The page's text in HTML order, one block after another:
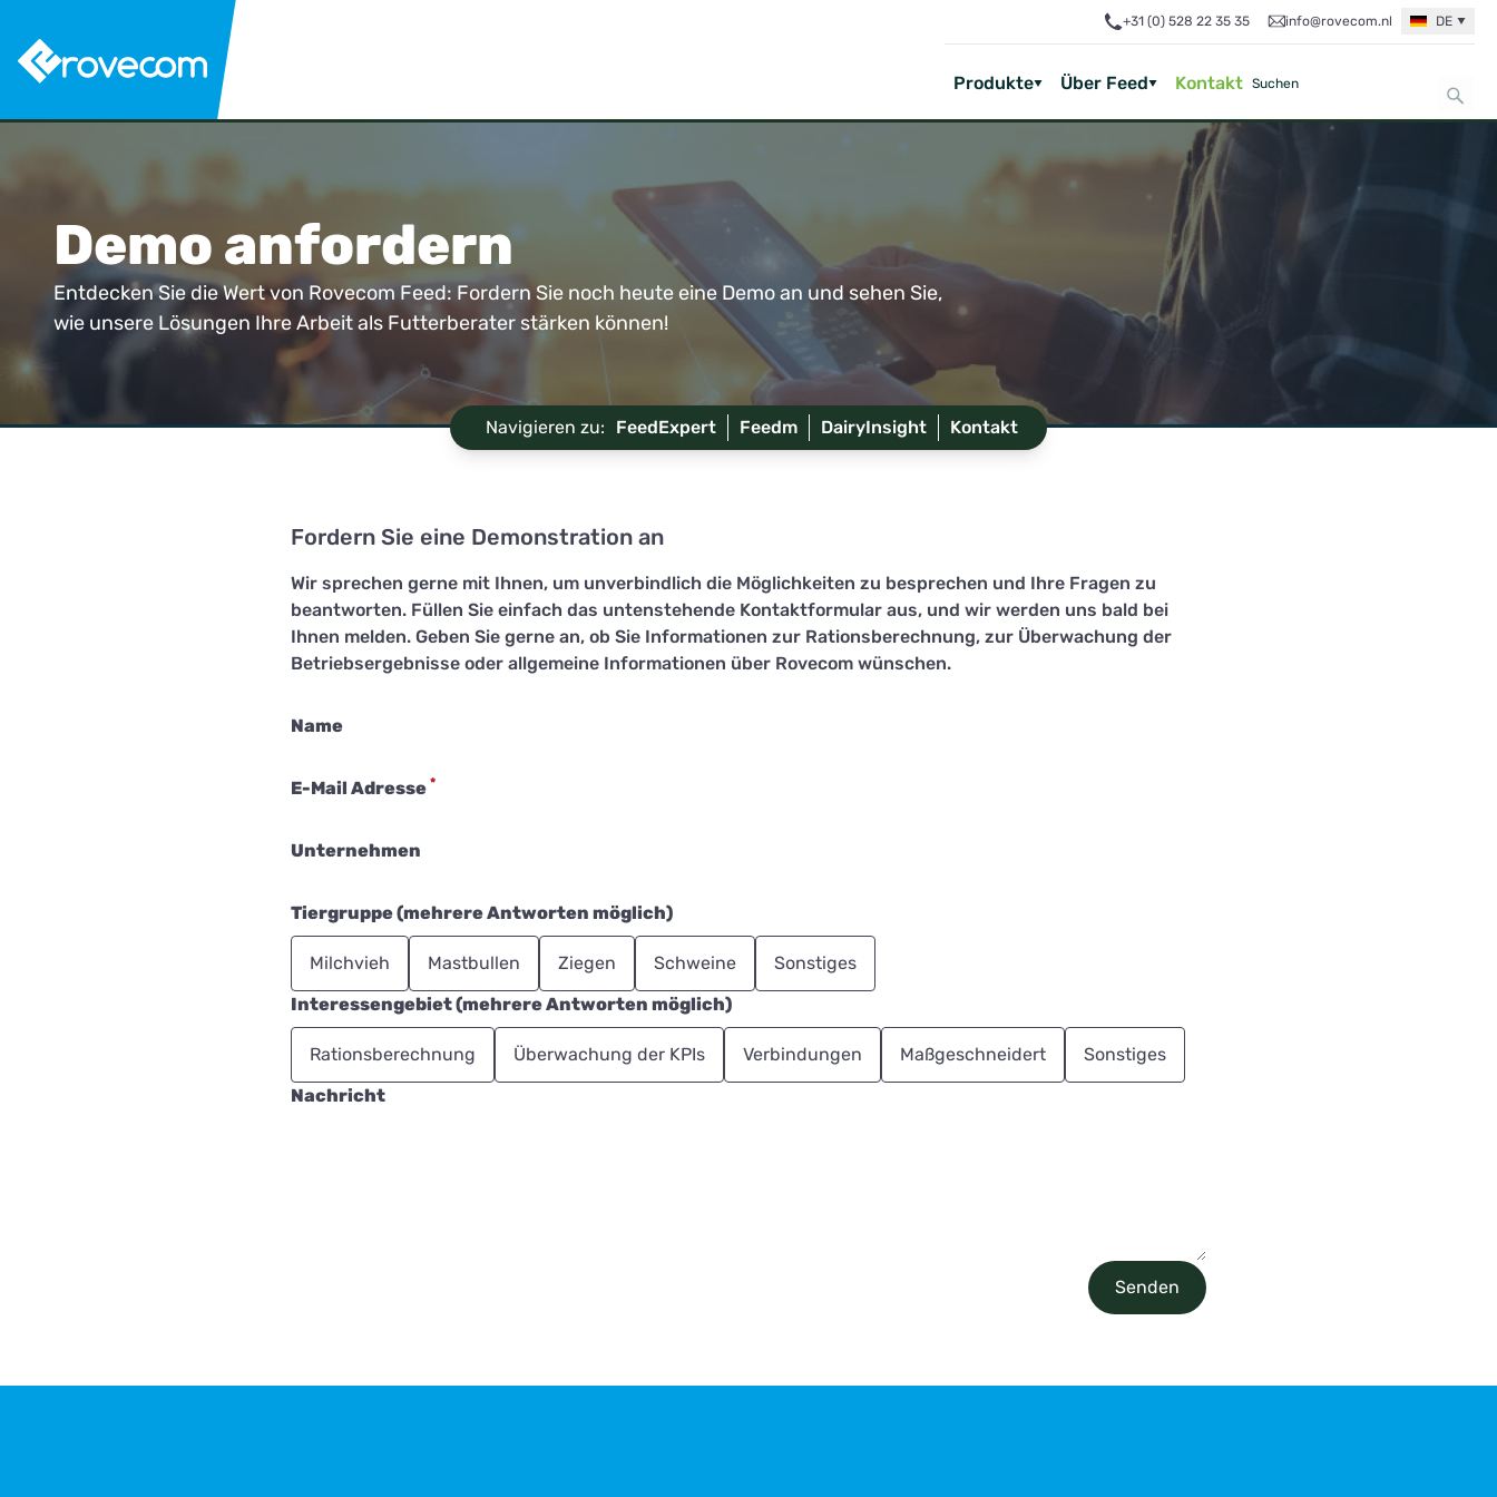
+31 (0) 528 22 35 35 info@rovecom.nl DE
Produkte Über Feed Kontakt
Demo anfordern
Entdecken Sie die Wert von Rovecom Feed: Fordern Sie noch heute eine Demo an und sehen Sie,
wie unsere Lösungen Ihre Arbeit als Futterberater stärken können!
Navigieren zu: FeedExpert Feedm DairyInsight Kontakt
Fordern Sie eine Demonstration an
Wir sprechen gerne mit Ihnen, um unverbindlich die Möglichkeiten zu besprechen und Ihre Fragen zu
beantworten. Füllen Sie einfach das untenstehende Kontaktformular aus, und wir werden uns bald bei
Ihnen melden. Geben Sie gerne an, ob Sie Informationen zur Rationsberechnung, zur Überwachung der
Betriebsergebnisse oder allgemeine Informationen über Rovecom wünschen.
Name
E-Mail Adresse*
Unternehmen
Tiergruppe (mehrere Antworten möglich)
Milchvieh Mastbullen Ziegen Schweine
Sonstiges
Interessengebiet (mehrere Antworten möglich)
Rationsberechnung Überwachung der KPIs Verbindungen Maßgeschneidert
Sonstiges
Nachricht
Senden